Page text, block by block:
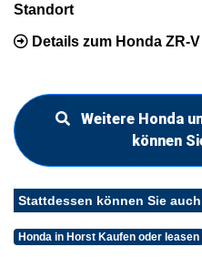
Standort
Details zum Honda ZR-
Weitere Honda
können
Stattdessen können Sie
Honda in Horst Kaufen oder leasen